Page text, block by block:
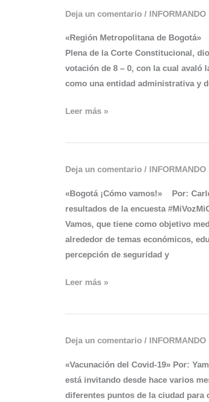
Deja un comentario / INFORMANDO
«Región Metropolitana de
Plena de la Corte Constitucio­nal,
votación de 8 – 0, con la cual avaló
como una entidad administrati­va y
Región
Leer más »
Deja un comentario / INFORMANDO
«Bogotá ¡Cómo vamos!» Por:
resultados de la encuesta
Vamos, que tiene como objetivo
alrede­dor de temas económicos,
percepción de seguridad y
Bogotá
Leer más »
Deja un comentario / INFORMANDO
«Vacunación del Covid-19» Por:
está invitando desde hace varios
diferentes puntos de la ciudad
Vacunación